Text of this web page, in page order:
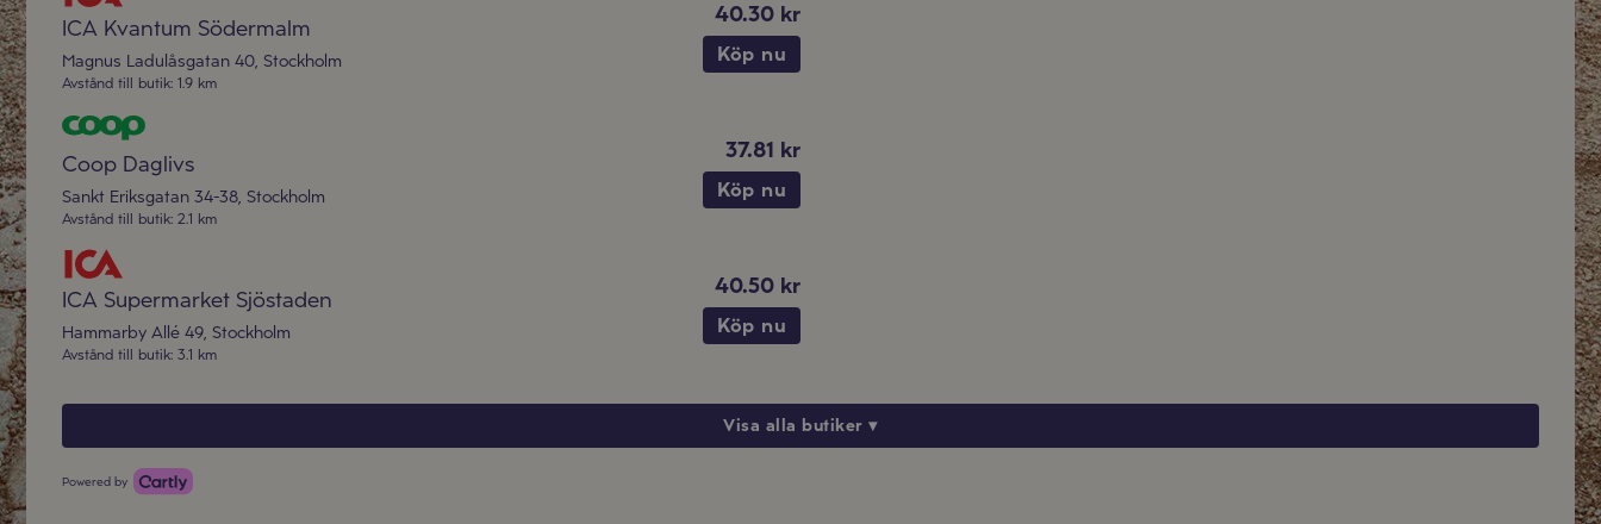
ICA Kvantum Södermalm
Magnus Ladulåsgatan 40, Stockholm
Avstånd till butik: 1.9 km
40.30 kr
Köp nu
Coop Daglivs
Sankt Eriksgatan 34-38, Stockholm
Avstånd till butik: 2.1 km
37.81 kr
Köp nu
ICA Supermarket Sjöstaden
Hammarby Allé 49, Stockholm
Avstånd till butik: 3.1 km
40.50 kr
Köp nu
Visa alla butiker ▾
Powered by